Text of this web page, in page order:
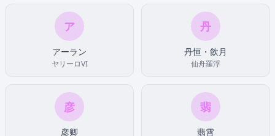
ア
アーラン
ヤリーロVI
丹
丹恒・飲月
仙舟羅浮
彦
彦卿
翡
翡霄